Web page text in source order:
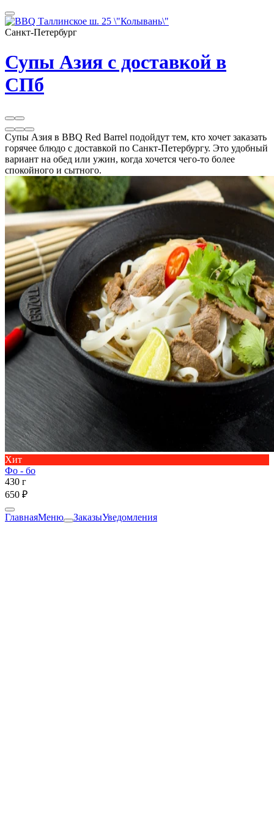
Санкт-Петербург
Супы Азия с доставкой в
СПб
Супы Азия в BBQ Red Barrel подойдут тем, кто хочет заказать
горячее блюдо с доставкой по Санкт-Петербургу. Это удобный
вариант на обед или ужин, когда хочется чего-то более
спокойного и сытного.
Хит
Фо - бо
430 г
650 ₽
ГлавнаяМеню ЗаказыУведомления